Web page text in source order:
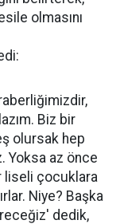
olmasını
Biz bir
olursak hep
Yoksa az önce
liseli çocuklara
Niye? Başka
dedik,